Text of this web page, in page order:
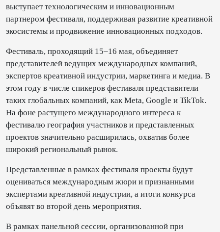
выступает технологическим и инновационным
партнером фестиваля, поддерживая развитие креативной
экосистемы и продвижение инновационных подходов.
Фестиваль, проходящий 15–16 мая, объединяет
представителей ведущих международных компаний,
экспертов креативной индустрии, маркетинга и медиа. В
этом году в числе спикеров фестиваля представители
таких глобальных компаний, как Meta, Google и TikTok.
На фоне растущего международного интереса к
фестивалю география участников и представленных
проектов значительно расширилась, охватив более
широкий региональный рынок.
Представленные в рамках фестиваля проекты будут
оцениваться международным жюри и признанными
экспертами креативной индустрии, а итоги конкурса
объявят во второй день мероприятия.
В рамках панельной сессии, организованной при